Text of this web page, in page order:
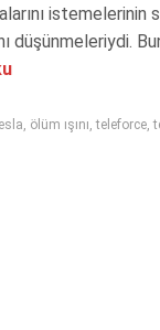
istemelerinin
düşünmeleriydi.
, ölüm ışını,teleforce,